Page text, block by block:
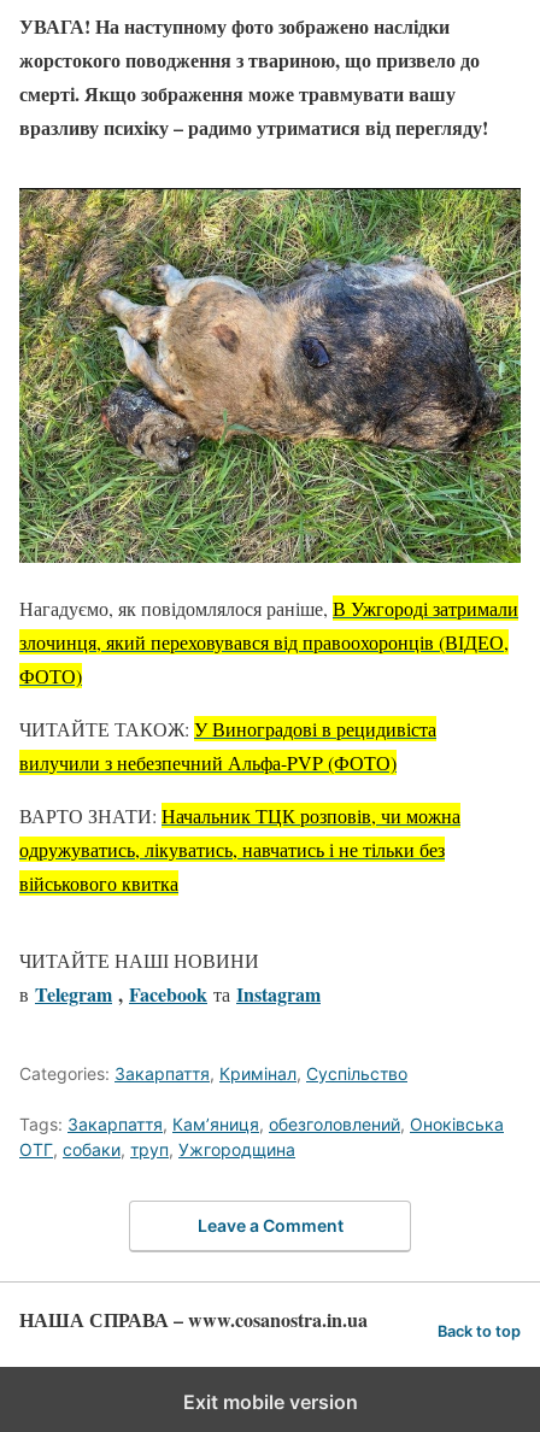
УВАГА! На наступному фото зображено наслідки
жорстокого поводження з твариною, що призвело до
смерті. Якщо зображення може травмувати вашу
вразливу психіку – радимо утриматися від перегляду!
Нагадуємо, як повідомлялося раніше, В Ужгороді затримали
злочинця, який переховувався від правоохоронців (ВІДЕО,
ФОТО)
ЧИТАЙТЕ ТАКОЖ: У Виноградові в рецидивіста
вилучили з небезпечний Альфа-PVP (ФОТО)
ВАРТО ЗНАТИ: Начальник ТЦК розповів, чи можна
одружуватись, лікуватись, навчатись і не тільки без
військового квитка
ЧИТАЙТЕ НАШІ НОВИНИ
в Telegram , Facebook та Іnstagram
Categories: Закарпаття, Кримінал, Суспільство
Tags: Закарпаття, Кам’яниця, обезголовлений, Оноківська
ОТГ, собаки, труп, Ужгородщина
Leave a Comment
НАША СПРАВА – www.cosanostra.in.ua Back to top
Exit mobile version